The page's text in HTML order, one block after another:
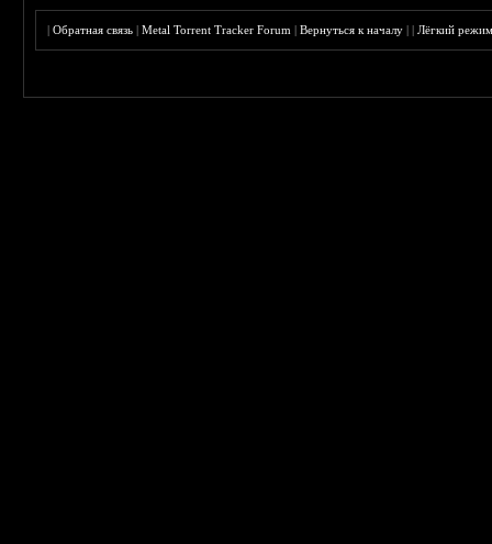
|Обратная связь |Metal Torrent Tracker Forum |Вернуться к началу ||Лёгкий